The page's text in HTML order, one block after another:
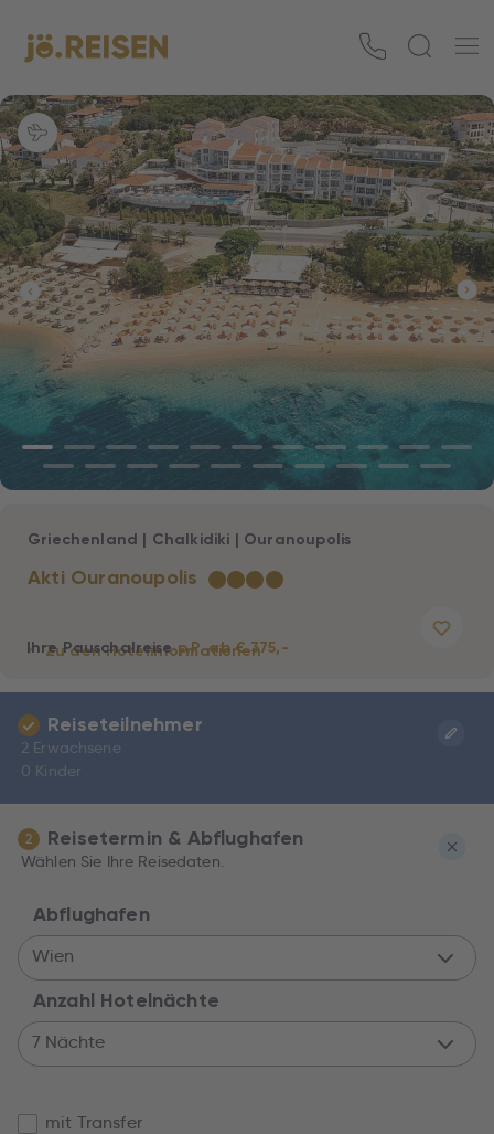
Akti Ouranoupolis ★★★★
Griechenland | Chalkidiki | Ouranoupolis
Zu den Hotelinformationen
Ihre Pauschalreisep.P. ab € 375,-
Reiseteilnehmer
2 Erwachsene
0 Kinder
2 Reisetermin & Abflughafen
Wählen Sie Ihre Reisedaten.
Abflughafen
Wien
Anzahl Hotelnächte
7 Nächte
mit Transfer